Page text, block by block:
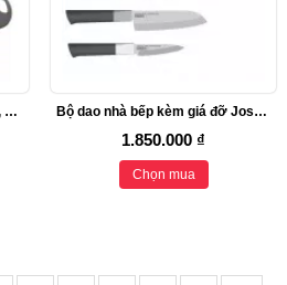
Bộ rổ nhà bếp gấp gọn Skerito, 3 chiếc Bộ dao nhà bếp kèm giá đỡ Joseph Joseph Duo 5 món
1.850.000 ₫
Chọn mua